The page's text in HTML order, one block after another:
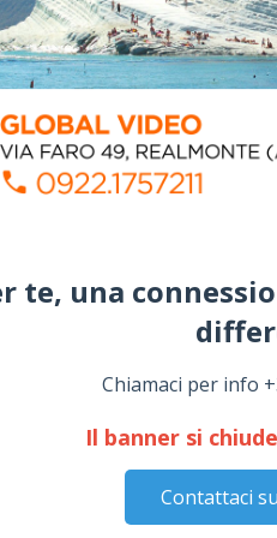
te, una
Chiamaci per info
Il banner si
Contattaci